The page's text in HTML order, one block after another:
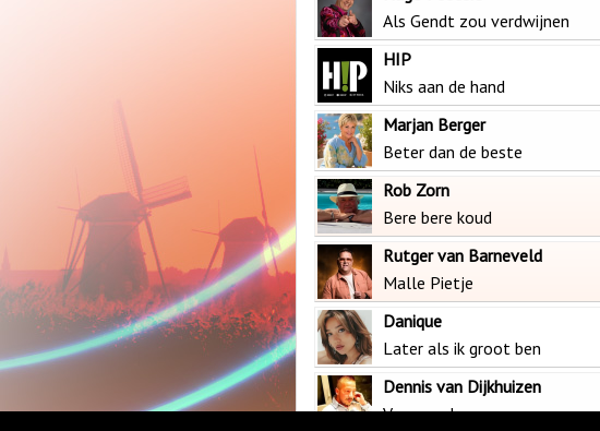
Als Gendt zou verdwijnen
HIP
Niks aan de hand
Marjan Berger
Beter dan de beste
Rob Zorn
Bere bere koud
Rutger van Barneveld
Malle Pietje
Danique
Later als ik groot ben
Dennis van Dijkhuizen
Vanavond